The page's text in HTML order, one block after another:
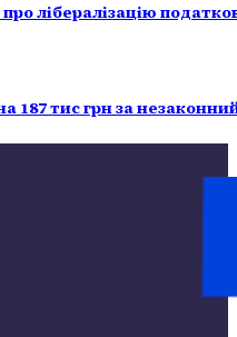
лібералізацію
тис грн за